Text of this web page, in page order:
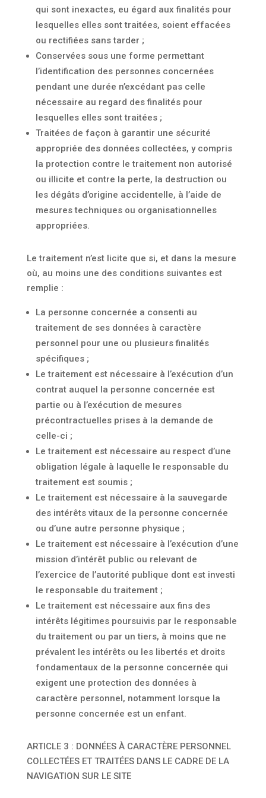
qui sont inexactes, eu égard aux finalités pour
lesquelles elles sont traitées, soient effacées
ou rectifiées sans tarder ;
Conservées sous une forme permettant
l’identification des personnes concernées
pendant une durée n’excédant pas celle
nécessaire au regard des finalités pour
lesquelles elles sont traitées ;
Traitées de façon à garantir une sécurité
appropriée des données collectées, y compris
la protection contre le traitement non autorisé
ou illicite et contre la perte, la destruction ou
les dégâts d’origine accidentelle, à l’aide de
mesures techniques ou organisationnelles
appropriées.
Le traitement n’est licite que si, et dans la mesure
où, au moins une des conditions suivantes est
remplie :
La personne concernée a consenti au
traitement de ses données à caractère
personnel pour une ou plusieurs finalités
spécifiques ;
Le traitement est nécessaire à l’exécution d’un
contrat auquel la personne concernée est
partie ou à l’exécution de mesures
précontractuelles prises à la demande de
celle-ci ;
Le traitement est nécessaire au respect d’une
obligation légale à laquelle le responsable du
traitement est soumis ;
Le traitement est nécessaire à la sauvegarde
des intérêts vitaux de la personne concernée
ou d’une autre personne physique ;
Le traitement est nécessaire à l’exécution d’une
mission d’intérêt public ou relevant de
l’exercice de l’autorité publique dont est investi
le responsable du traitement ;
Le traitement est nécessaire aux fins des
intérêts légitimes poursuivis par le responsable
du traitement ou par un tiers, à moins que ne
prévalent les intérêts ou les libertés et droits
fondamentaux de la personne concernée qui
exigent une protection des données à
caractère personnel, notamment lorsque la
personne concernée est un enfant.
ARTICLE 3 : DONNÉES À CARACTÈRE PERSONNEL
COLLECTÉES ET TRAITÉES DANS LE CADRE DE LA
NAVIGATION SUR LE SITE